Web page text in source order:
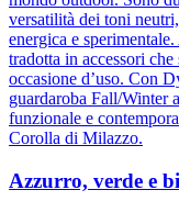
versatilità dei toni
energica e
tradotta in accessori
occasione d’uso. Con
guardaroba Fall/Winter
funzionale e
Corolla di Milazzo.
Azzurro, verde e